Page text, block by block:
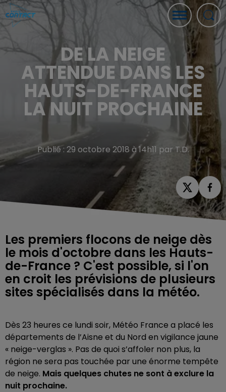
DE LA NEIGE
ATTENDUE DANS LES
HAUTS-DE-FRANCE
LA NUIT PROCHAINE
Publié : 29 octobre 2018 à 14h11 par T.D.
Les premiers flocons de neige dès
le mois d'octobre dans les Hauts-
de-France ? C'est possible, si l'on
en croit les prévisions de plusieurs
sites spécialisés dans la météo.
Dès 23 heures ce lundi soir, Météo France a placé les
départements de l’Aisne et du Nord en vigilance jaune
« neige-verglas ». Pas de quoi s’affoler non plus, la
région ne sera pas touchée par une énorme tempête
de neige. Mais quelques chutes ne sont à exclure la
nuit prochaine.